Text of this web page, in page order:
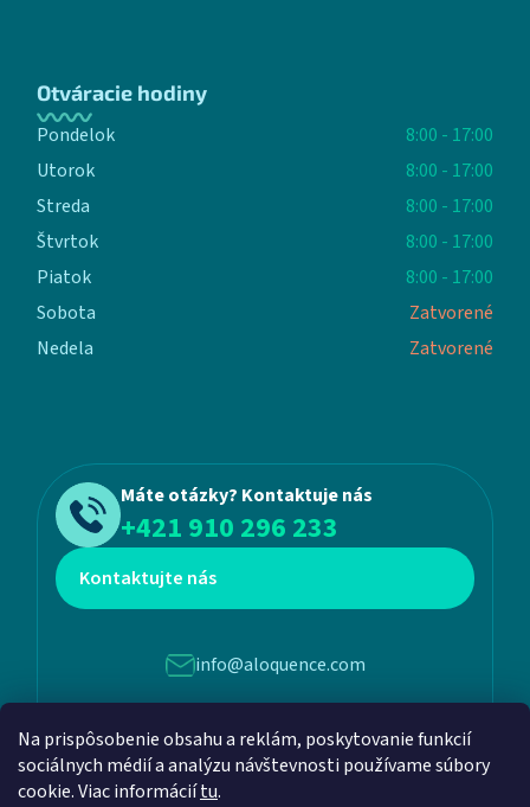
Na prispôsobenie obsahu a reklám, poskytovanie funkcií
sociálnych médií a analýzu návštevnosti používame súbory
cookie. Viac informáciítu.
Otváracie hodiny
Pondelok
8:00 - 17:00
Utorok
8:00 - 17:00
Streda
8:00 - 17:00
Štvrtok
8:00 - 17:00
Piatok
8:00 - 17:00
Sobota
Zatvorené
Nedela
Zatvorené
Máte otázky? Kontaktuje nás
+421 910 296 233
Kontaktujte nás
info@aloquence.com
Martina Benku 6, 952 01, Vráble